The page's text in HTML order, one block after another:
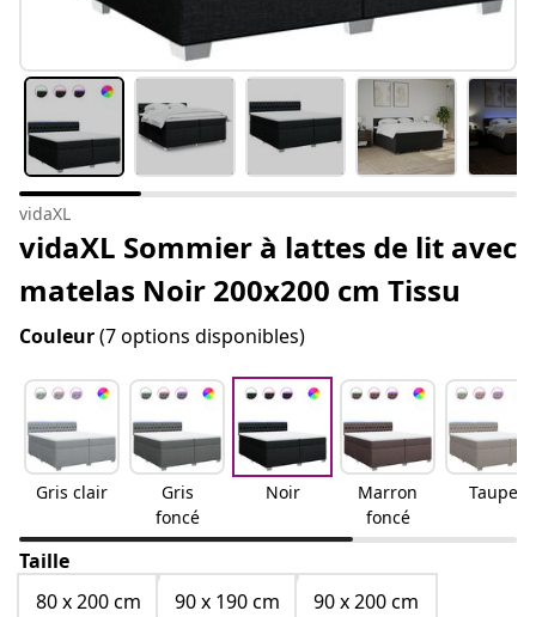
vidaXL
vidaXL Sommier à lattes de lit avec
matelas Noir 200x200 cm Tissu
Couleur(7 options disponibles)
Gris clair
Gris
foncé
Noir
Marron
foncé
Taupe
Taille
80 x 200 cm
90 x 190 cm
90 x 200 cm